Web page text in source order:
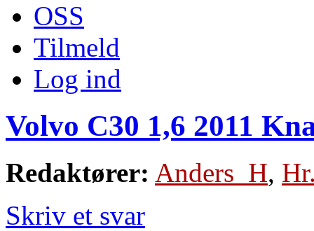
OSS
Tilmeld
Log ind
Volvo C30 1,6 2011
Redaktører: Anders_H,
Skriv et svar